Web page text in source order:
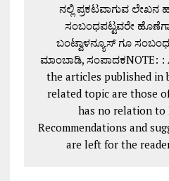
ನಲ್ಲಿ ಪ್ರಕಟವಾಗುವ ಲೇಖನ
ಸಂಬಂಧಪಟ್ಟವರೇ
ಬಂಟ್ವಾಳನ್ಯೂಸ್ ಗೂ
ಮಾಂಬಾಡಿ, ಸಂಪಾದಕNOTE: :
the articles published in
related topic are those
has no relation to
Recommendations and
are left for the